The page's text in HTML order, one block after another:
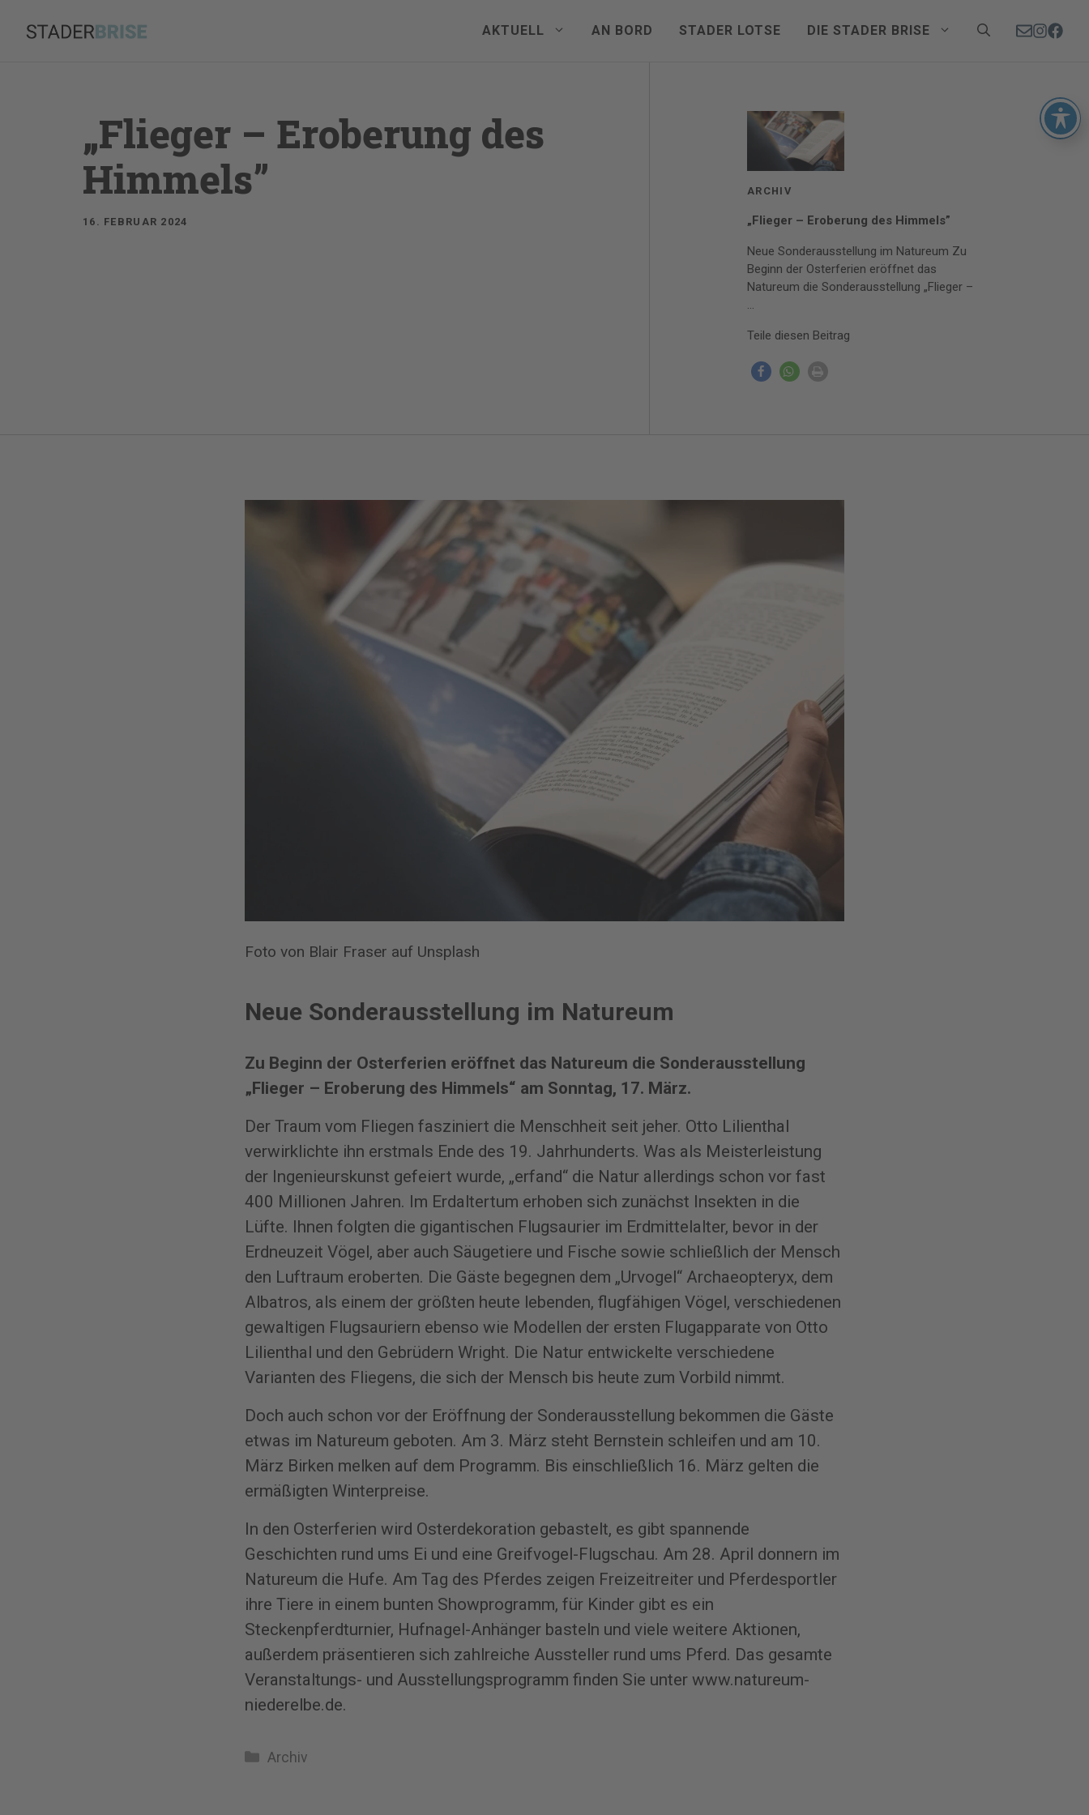
Inhalt
AKTUELL AN BORD STADER LOTSE DIE STADER BRISE
„Flieger – Eroberung des
Himmels”
16. FEBRUAR 2024
ARCHIV
„Flieger – Eroberung des Himmels”
Neue Sonderausstellung im Natureum Zu
Beginn der Osterferien eröffnet das
Natureum die Sonderausstellung „Flieger –
...
Teile diesen Beitrag
Foto von Blair Fraser auf Unsplash
Neue Sonderausstellung im Natureum
Zu Beginn der Osterferien eröffnet das Natureum die Sonderausstellung
„Flieger – Eroberung des Himmels“ am Sonntag, 17. März.
Der Traum vom Fliegen fasziniert die Menschheit seit jeher. Otto Lilienthal
verwirklichte ihn erstmals Ende des 19. Jahrhunderts. Was als Meisterleistung
der Ingenieurskunst gefeiert wurde, „erfand“ die Natur allerdings schon vor fast
400 Millionen Jahren. Im Erdaltertum erhoben sich zunächst Insekten in die
Lüfte. Ihnen folgten die gigantischen Flugsaurier im Erdmittelalter, bevor in der
Erdneuzeit Vögel, aber auch Säugetiere und Fische sowie schließlich der Mensch
den Luftraum eroberten. Die Gäste begegnen dem „Urvogel“ Archaeopteryx, dem
Albatros, als einem der größten heute lebenden, flugfähigen Vögel, verschiedenen
gewaltigen Flugsauriern ebenso wie Modellen der ersten Flugapparate von Otto
Lilienthal und den Gebrüdern Wright. Die Natur entwickelte verschiedene
Varianten des Fliegens, die sich der Mensch bis heute zum Vorbild nimmt.
Doch auch schon vor der Eröffnung der Sonderausstellung bekommen die Gäste
etwas im Natureum geboten. Am 3. März steht Bernstein schleifen und am 10.
März Birken melken auf dem Programm. Bis einschließlich 16. März gelten die
ermäßigten Winterpreise.
In den Osterferien wird Osterdekoration gebastelt, es gibt spannende
Geschichten rund ums Ei und eine Greifvogel-Flugschau. Am 28. April donnern im
Natureum die Hufe. Am Tag des Pferdes zeigen Freizeitreiter und Pferdesportler
ihre Tiere in einem bunten Showprogramm, für Kinder gibt es ein
Steckenpferdturnier, Hufnagel-Anhänger basteln und viele weitere Aktionen,
außerdem präsentieren sich zahlreiche Aussteller rund ums Pferd. Das gesamte
Veranstaltungs- und Ausstellungsprogramm finden Sie unter www.natureum-
niederelbe.de.
Kategorien
Archiv